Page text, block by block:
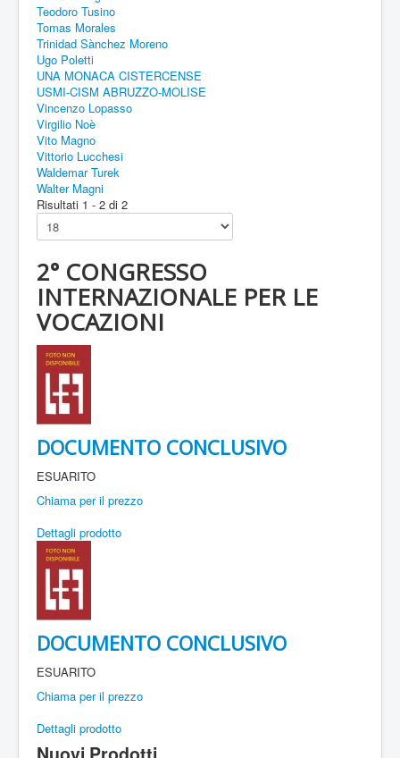
Teodoro Tusino
Tomas Morales
Trinidad Sànchez Moreno
Ugo Poletti
UNA MONACA CISTERCENSE
USMI-CISM ABRUZZO-MOLISE
Vincenzo Lopasso
Virgilio Noè
Vito Magno
Vittorio Lucchesi
Waldemar Turek
Walter Magni
Risultati 1 - 2 di 2
2° CONGRESSO
INTERNAZIONALE PER LE
VOCAZIONI
DOCUMENTO CONCLUSIVO
ESUARITO
Chiama per il prezzo
Dettagli prodotto
DOCUMENTO CONCLUSIVO
ESUARITO
Chiama per il prezzo
Dettagli prodotto